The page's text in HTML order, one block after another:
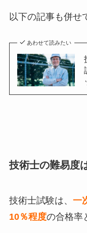
以下の記事も併せ
あわせて読みたい
技術士の難易度
技術士試験は、 一
10％程度の合格率